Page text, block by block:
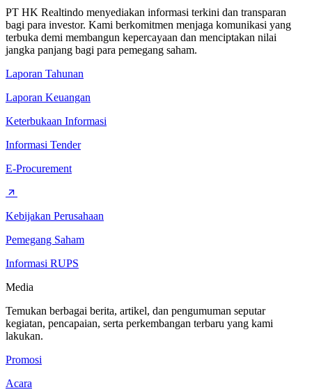
PT HK Realtindo menyediakan informasi terkini dan transparan
bagi para investor. Kami berkomitmen menjaga komunikasi yang
terbuka demi membangun kepercayaan dan menciptakan nilai
jangka panjang bagi para pemegang saham.
Laporan Tahunan
Laporan Keuangan
Keterbukaan Informasi
Informasi Tender
E-Procurement
Kebijakan Perusahaan
Pemegang Saham
Informasi RUPS
Media
Temukan berbagai berita, artikel, dan pengumuman seputar
kegiatan, pencapaian, serta perkembangan terbaru yang kami
lakukan.
Promosi
Acara